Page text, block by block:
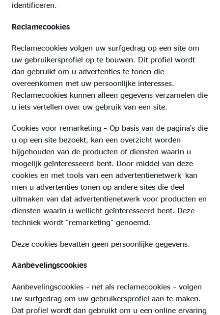
identificeren.
Reclamecookies
Reclamecookies volgen uw surfgedrag op een site om
uw gebruikersprofiel op te bouwen. Dit profiel wordt
dan gebruikt om u advertenties te tonen die
overeenkomen met uw persoonlijke interesses.
Reclamecookies kunnen alleen gegevens verzamelen die
u iets vertellen over uw gebruik van een site.
Cookies voor remarketing – Op basis van de pagina’s die
u op een site bezoekt, kan een overzicht worden
bijgehouden van de producten of diensten waarin u
mogelijk geïnteresseerd bent. Door middel van deze
cookies en met tools van een advertentienetwerk kan
men u advertenties tonen op andere sites die deel
uitmaken van dat advertentienetwerk voor producten en
diensten waarin u wellicht geïnteresseerd bent. Deze
techniek wordt “remarketing” genoemd.
Deze cookies bevatten geen persoonlijke gegevens.
Aanbevelingscookies
Aanbevelingscookies – net als reclamecookies – volgen
uw surfgedrag om uw gebruikersprofiel aan te maken.
Dat profiel wordt dan gebruikt om u een online ervaring